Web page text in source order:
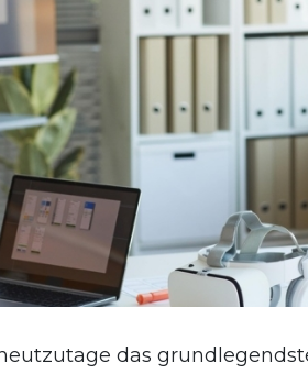
das